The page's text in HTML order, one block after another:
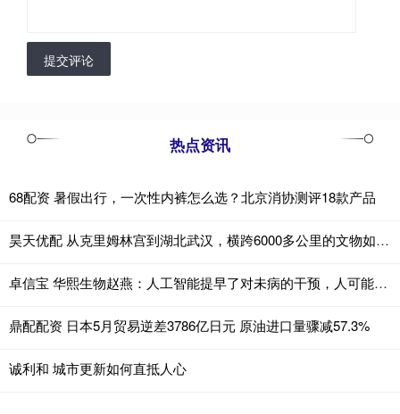
提交评论
热点资讯
68配资 暑假出行，一次性内裤怎么选？北京消协测评18款产品
昊天优配 从克里姆林宫到湖北武汉，横跨6000多公里的文物如何运输？
卓信宝 华熙生物赵燕：人工智能提早了对未病的干预，人可能还会逆生长
鼎配配资 日本5月贸易逆差3786亿日元 原油进口量骤减57.3%
诚利和 城市更新如何直抵人心